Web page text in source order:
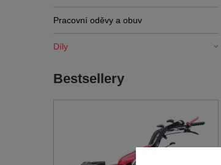
Pracovní oděvy a obuv
Díly
Bestsellery